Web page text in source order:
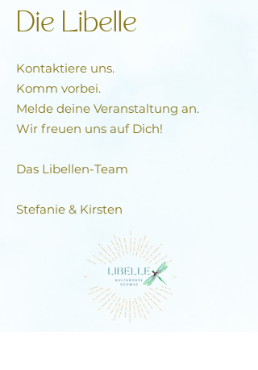
Die Libelle
Kontaktiere uns.
Komm vorbei.
Melde deine Veranstaltung an.
Wir freuen uns auf Dich!
Das Libellen-Team​
Stefanie & Kirsten